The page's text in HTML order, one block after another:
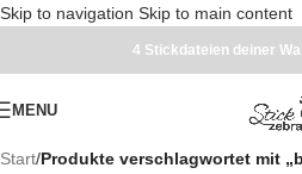
Skip to navigation Skip to main content
4 Stickdateien deiner
MENU
Start/Produkte verschlagwortet mit